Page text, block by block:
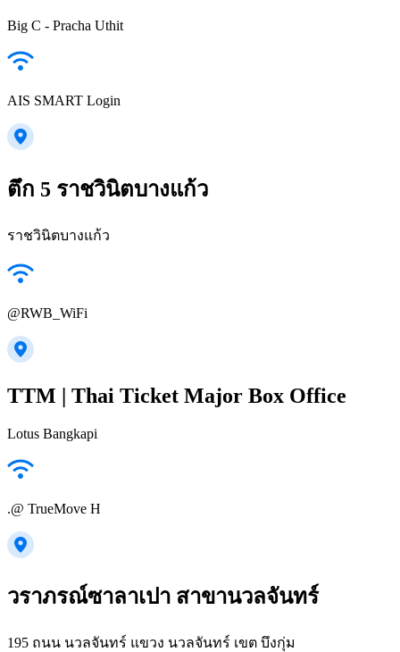
Big C - Pracha Uthit
AIS SMART Login
ตึก 5 ราชวินิตบางแก้ว
ราชวินิตบางแก้ว
@RWB_WiFi
TTM | Thai Ticket Major Box Office
Lotus Bangkapi
.@ TrueMove H
วราภรณ์ซาลาเปา สาขานวลจันทร์
195 ถนน นวลจันทร์ แขวง นวลจันทร์ เขต บึงกุ่ม